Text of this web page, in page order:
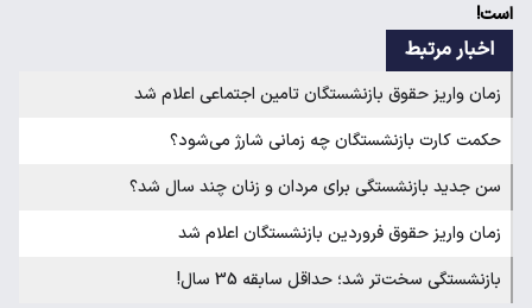
است!
اخبار مرتبط
زمان واریز حقوق بازنشستگان تامین اجتماعی اعلام شد
حکمت کارت بازنشستگان چه زمانی شارژ می‌شود؟
سن جدید بازنشستگی برای مردان و زنان چند سال شد؟
زمان واریز حقوق فروردین بازنشستگان اعلام شد
بازنشستگی سخت‌تر شد؛ حداقل سابقه 35 سال!